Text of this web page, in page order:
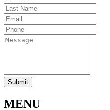
Submit
MENU